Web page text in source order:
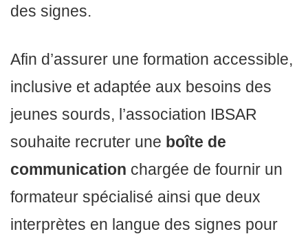
des signes.
Afin d’assurer une formation accessible,
inclusive et adaptée aux besoins des
jeunes sourds, l’association IBSAR
souhaite recruter une boîte de
communication chargée de fournir un
formateur spécialisé ainsi que deux
interprètes en langue des signes pour